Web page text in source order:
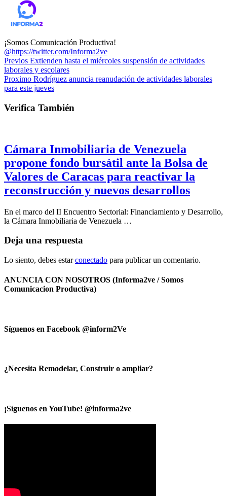
¡Somos Comunicación Productiva!
@https://twitter.com/Informa2ve
Previos Extienden hasta el miércoles suspensión de actividades
laborales y escolares
Proximo Rodríguez anuncia reanudación de actividades laborales
para este jueves
Verifica También
Cámara Inmobiliaria de Venezuela
propone fondo bursátil ante la Bolsa de
Valores de Caracas para reactivar la
reconstrucción y nuevos desarrollos
En el marco del II Encuentro Sectorial: Financiamiento y Desarrollo,
la Cámara Inmobiliaria de Venezuela …
Deja una respuesta
Lo siento, debes estarconectado para publicar un comentario.
ANUNCIA CON NOSOTROS (Informa2ve / Somos
Comunicacion Productiva)
Síguenos en Facebook @inform2Ve
¿Necesita Remodelar, Construir o ampliar?
¡Síguenos en YouTube! @informa2ve